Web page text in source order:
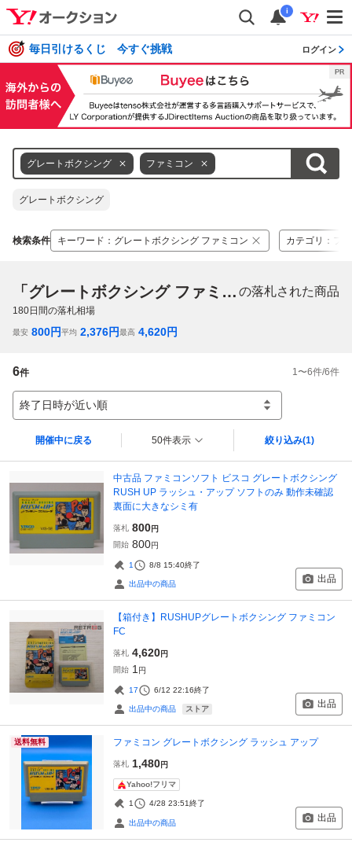
i
毎日引けるくじ 今すぐ挑戦 ログイン
グレートボクシング ファミコン
グレートボクシング
検索条件 キーワード ： グレートボクシング ファミコン カテゴリ ： フ
「グレートボクシング ファミコン」 の落札された商品
180日間の落札相場
最安 800円平均 2,376円最高 4,620円
6件 1 〜6件/6件
終了日時が近い順
開催中に戻る 50件表示 絞り込み(1)
中古品 ファミコンソフト ビスコ グレートボクシング
RUSH UP ラッシュ・アップ ソフトのみ 動作未確認
裏面に大きなシミ有
落札 800円
開始 800円
1 8/8 15:40終了
出品中の商品 出品
【箱付き】RUSHUPグレートボクシング ファミコン
FC
落札 4,620円
開始 1 円
17 6/12 22:16終了
出品中の商品 ストア 出品
送料無料 ファミコン グレートボクシング ラッシュ アップ
落札 1,480円
Yahoo!フリマ
1 4/28 23:51終了
出品中の商品 出品